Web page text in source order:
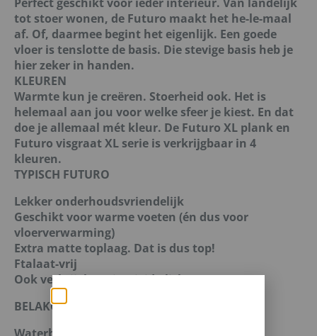
tot stoer wonen, de Futuro maakt het he-le-maal
af. Of, daarmee begint het eigenlijk. Een goede
vloer is tenslotte de basis. Die stevige basis heb je
hier zeker in handen.
KLEUREN
Warmte kun je creëren. Stoerheid ook. Het is
helemaal aan jou voor welke sfeer je kiest. En dat
doe je allemaal mét kleur. De Futuro XL plank en
Futuro visgraat XL serie is verkrijgbaar in 4
kleuren.
TYPISCH FUTURO
Lekker onderhoudsvriendelijk
Geschikt voor warme voeten (én dus voor
vloerverwarming)
Extra matte toplaag. Dat is dus top!
Ftalaat-vrij
Ook verkrijgbaar in Rigid Click
BELAKOS PVC-WEETJES.
Waterbestendig